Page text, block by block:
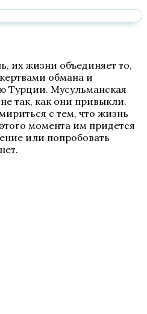
их жизни объединяет то,
обмана и
Турции. Мусульманская
так, как они привыкли.
с тем, что жизнь
момента им придется
или попробовать